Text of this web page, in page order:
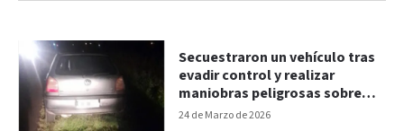
24 de Marzo de 2026
Secuestraron un vehículo tras
evadir control y realizar
maniobras peligrosas sobre
Ruta 18